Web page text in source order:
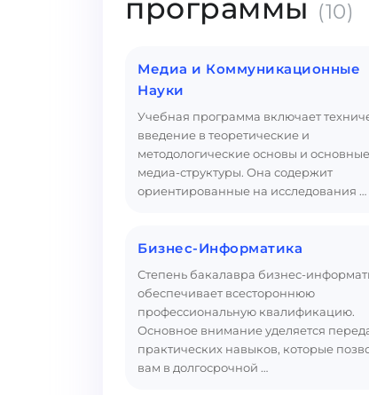
программы (10)
Медиа и Коммуникационные
Науки
Учебная программа включает
введение в теоретические и
методологические основы и основные
медиа-структуры. Она содержит
ориентированные на исследования …
Бизнес-Информатика
Степень бакалавра бизнес-
обеспечивает всестороннюю
профессиональную квалификацию.
Основное внимание уделяется
практических навыков, которые
вам в долгосрочной …